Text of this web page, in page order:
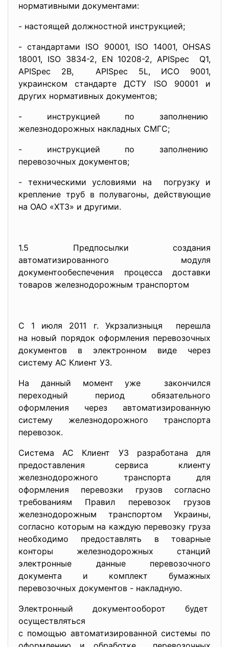
нормативными документами:
- настоящей должностной инструкцией;
- стандартами ISO 90001, ISO 14001, OHSAS
18001, ISO 3834-2, EN 10208-2, APISpec Q1,
APISpec 2B, APISpec 5L, ИСО 9001,
украинском стандарте ДСТУ ISO 90001 и
других нормативных документов;
- инструкцией по заполнению
железнодорожных накладных СМГС;
- инструкцией по заполнению
перевозочных документов;
- техническими условиями на погрузку и
крепление труб в полувагоны, действующие
на ОАО «ХТЗ» и другими.
1.5 Предпосылки создания
автоматизированного модуля
документообеспечения процесса доставки
товаров железнодорожным транспортом
С 1 июля 2011 г. Укрзализныця перешла
на новый порядок оформления перевозочных
документов в электронном виде через
систему АС Клиент УЗ.
На данный момент уже закончился
переходный период обязательного
оформления через автоматизированную
систему железнодорожного транспорта
перевозок.
Система АС Клиент УЗ разработана для
предоставления сервиса клиенту
железнодорожного транспорта для
оформления перевозки грузов согласно
требованиям Правил перевозок грузов
железнодорожным транспортом Украины,
согласно которым на каждую перевозку груза
необходимо предоставлять в товарные
конторы железнодорожных станций
электронные данные перевозочного
документа и комплект бумажных
перевозочных документов - накладную.
Электронный документооборот будет
осуществляться
с помощью автоматизированной системы по